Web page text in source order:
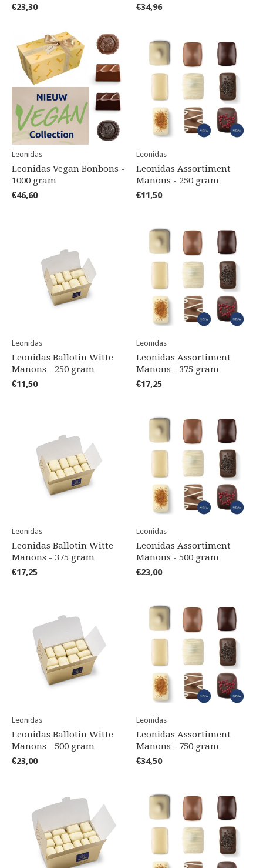
€23,30
€34,96
Leonidas
Leonidas Vegan Bonbons -
1000 gram
€46,60
Leonidas
Leonidas Assortiment
Manons - 250 gram
€11,50
Leonidas
Leonidas Ballotin Witte
Manons - 250 gram
€11,50
Leonidas
Leonidas Assortiment
Manons - 375 gram
€17,25
Leonidas
Leonidas Ballotin Witte
Manons - 375 gram
€17,25
Leonidas
Leonidas Assortiment
Manons - 500 gram
€23,00
Leonidas
Leonidas Ballotin Witte
Manons - 500 gram
€23,00
Leonidas
Leonidas Assortiment
Manons - 750 gram
€34,50